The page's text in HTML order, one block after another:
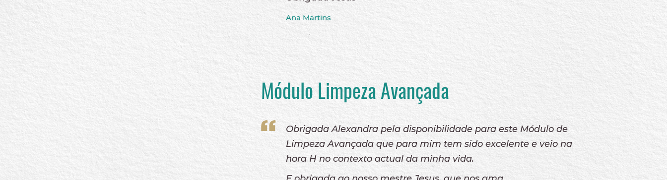
Ana Martins
Módulo Limpeza Avançada
Obrigada Alexandra pela disponibilidade para este Módulo de
Limpeza Avançada que para mim tem sido excelente e veio na
hora H no contexto actual da minha vida.